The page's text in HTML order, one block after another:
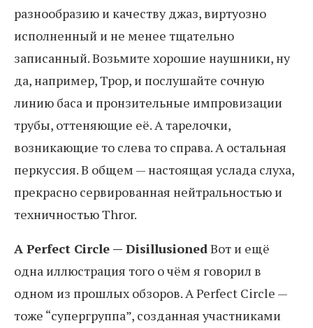
разнообразию и качеству джаз, виртуозно
исполненный и не менее тщательно
записанный. Возьмите хорошие наушники, ну
да, например, Трор, и послушайте сочную
линию баса и пронзительные импровизации
трубы, оттеняющие её. А тарелочки,
возникающие то слева то справа. А остальная
перкуссия. В общем — настоящая услада слуха,
прекрасно сервированная нейтральностью и
техничностью Thror.
A Perfect Circle — Disillusioned Вот и ещё
одна иллюстрация того о чём я говорил в
одном из прошлых обзоров. A Perfect Circle —
тоже “супергруппа”, созданная участниками